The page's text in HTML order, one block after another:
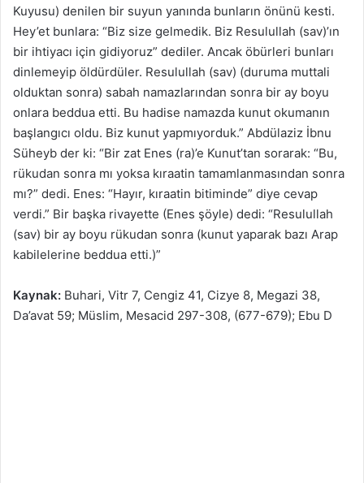
Kuyusu) denilen bir suyun yanında bunların önünü kesti.
Hey’et bunlara: “Biz size gelmedik. Biz Resulullah (sav)’ın
bir ihtiyacı için gidiyoruz” dediler. Ancak öbürleri bunları
dinlemeyip öldürdüler. Resulullah (sav) (duruma muttali
olduktan sonra) sabah namazlarından sonra bir ay boyu
onlara beddua etti. Bu hadise namazda kunut okumanın
başlangıcı oldu. Biz kunut yapmıyorduk.” Abdülaziz İbnu
Süheyb der ki: “Bir zat Enes (ra)’e Kunut’tan sorarak: “Bu,
rükudan sonra mı yoksa kıraatin tamamlanmasından sonra
mı?” dedi. Enes: “Hayır, kıraatin bitiminde” diye cevap
verdi.” Bir başka rivayette (Enes şöyle) dedi: “Resulullah
(sav) bir ay boyu rükudan sonra (kunut yaparak bazı Arap
kabilelerine beddua etti.)”
Kaynak: Buhari, Vitr 7, Cengiz 41, Cizye 8, Megazi 38,
Da’avat 59; Müslim, Mesacid 297-308, (677-679); Ebu D